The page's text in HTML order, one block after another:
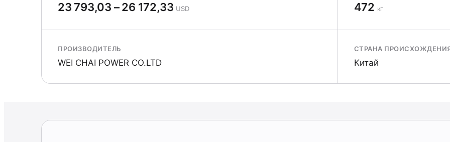
23 793,03 – 26 172,33 USD 472 кг
ПРОИЗВОДИТЕЛЬ
WEI CHAI POWER CO.LTD
СТРАНА
Китай